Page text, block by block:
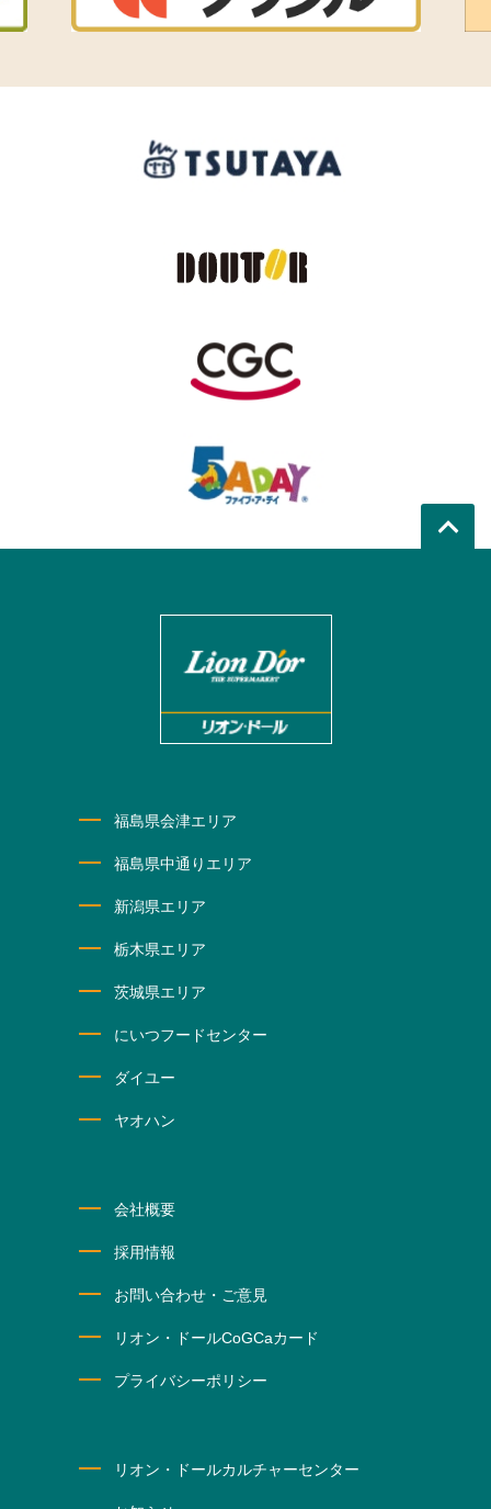
福島県会津エリア
福島県中通りエリア
新潟県エリア
栃木県エリア
茨城県エリア
にいつフードセンター
ダイユー
ヤオハン
会社概要
採用情報
お問い合わせ・ご意見
リオン・ドールCoGCaカード
プライバシーポリシー
リオン・ドールカルチャーセンター